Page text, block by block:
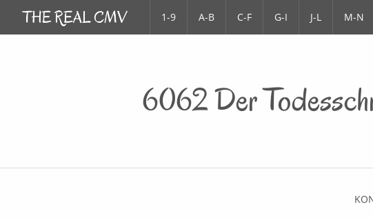
1-9 A-B C-F G-I J-L M-N
6062 Der